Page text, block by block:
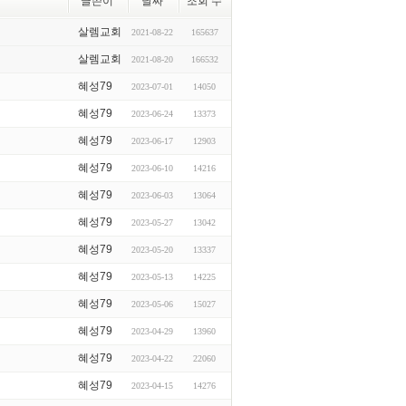
살렘교회 2021-08-22 165637
살렘교회 2021-08-20 166532
혜성79 2023-07-01 14050
혜성79 2023-06-24 13373
혜성79 2023-06-17 12903
혜성79 2023-06-10 14216
혜성79 2023-06-03 13064
혜성79 2023-05-27 13042
혜성79 2023-05-20 13337
혜성79 2023-05-13 14225
혜성79 2023-05-06 15027
혜성79 2023-04-29 13960
혜성79 2023-04-22 22060
혜성79 2023-04-15 14276